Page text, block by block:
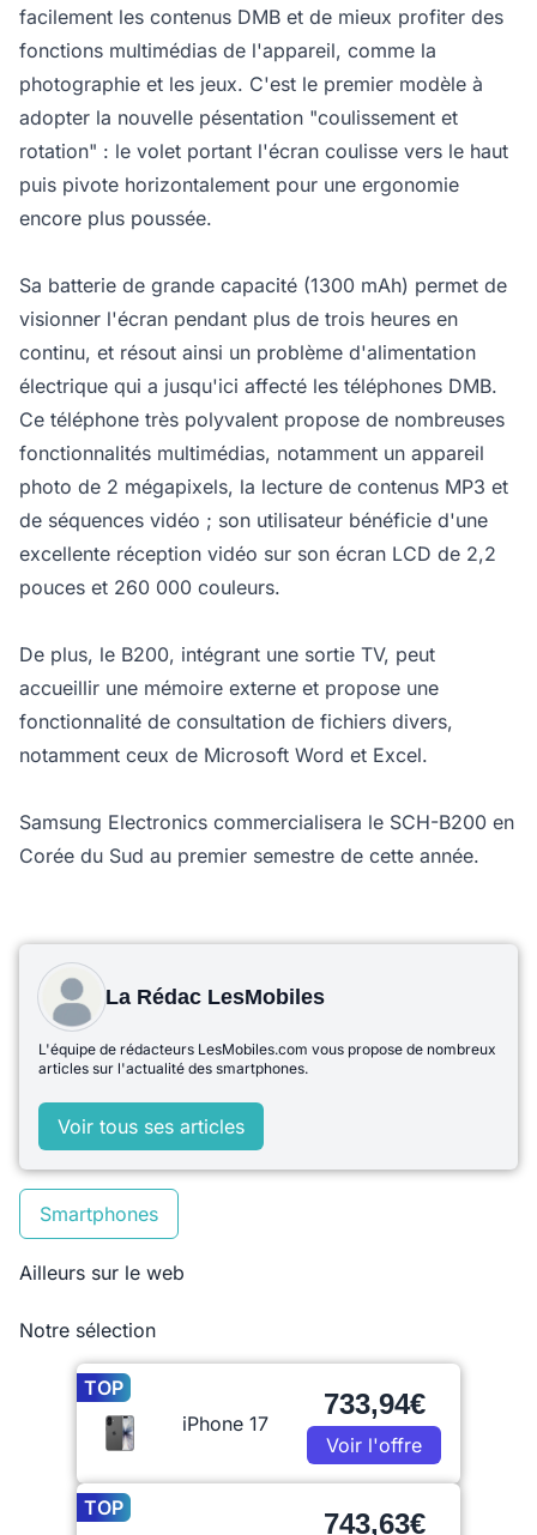
facilement les contenus DMB et de mieux profiter des
fonctions multimédias de l'appareil, comme la
photographie et les jeux. C'est le premier modèle à
adopter la nouvelle pésentation "coulissement et
rotation" : le volet portant l'écran coulisse vers le haut
puis pivote horizontalement pour une ergonomie
encore plus poussée.
Sa batterie de grande capacité (1300 mAh) permet de
visionner l'écran pendant plus de trois heures en
continu, et résout ainsi un problème d'alimentation
électrique qui a jusqu'ici affecté les téléphones DMB.
Ce téléphone très polyvalent propose de nombreuses
fonctionnalités multimédias, notamment un appareil
photo de 2 mégapixels, la lecture de contenus MP3 et
de séquences vidéo ; son utilisateur bénéficie d'une
excellente réception vidéo sur son écran LCD de 2,2
pouces et 260 000 couleurs.
De plus, le B200, intégrant une sortie TV, peut
accueillir une mémoire externe et propose une
fonctionnalité de consultation de fichiers divers,
notamment ceux de Microsoft Word et Excel.
Samsung Electronics commercialisera le SCH-B200 en
Corée du Sud au premier semestre de cette année.
La Rédac LesMobiles
L'équipe de rédacteurs LesMobiles.com vous propose de nombreux
articles sur l'actualité des smartphones.
Voir tous ses articles
Smartphones
Ailleurs sur le web
Notre sélection
TOP
iPhone 17
733,94€
Voir l'offre
TOP
743,63€